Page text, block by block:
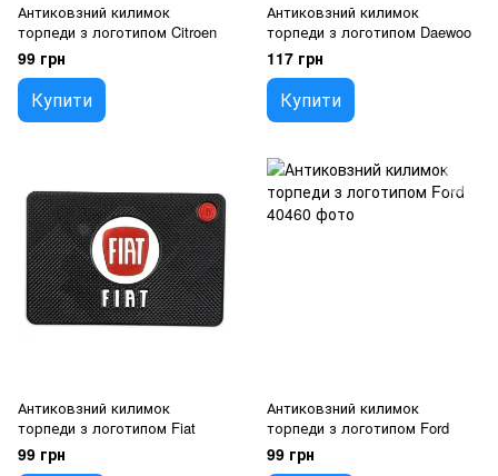
Антиковзний килимок
торпеди з логотипом Citroen
99 грн
Купити
Антиковзний килимок
торпеди з логотипом Daewoo
117 грн
Купити
Антиковзний килимок
торпеди з логотипом Fiat
99 грн
Антиковзний килимок
торпеди з логотипом Ford
99 грн